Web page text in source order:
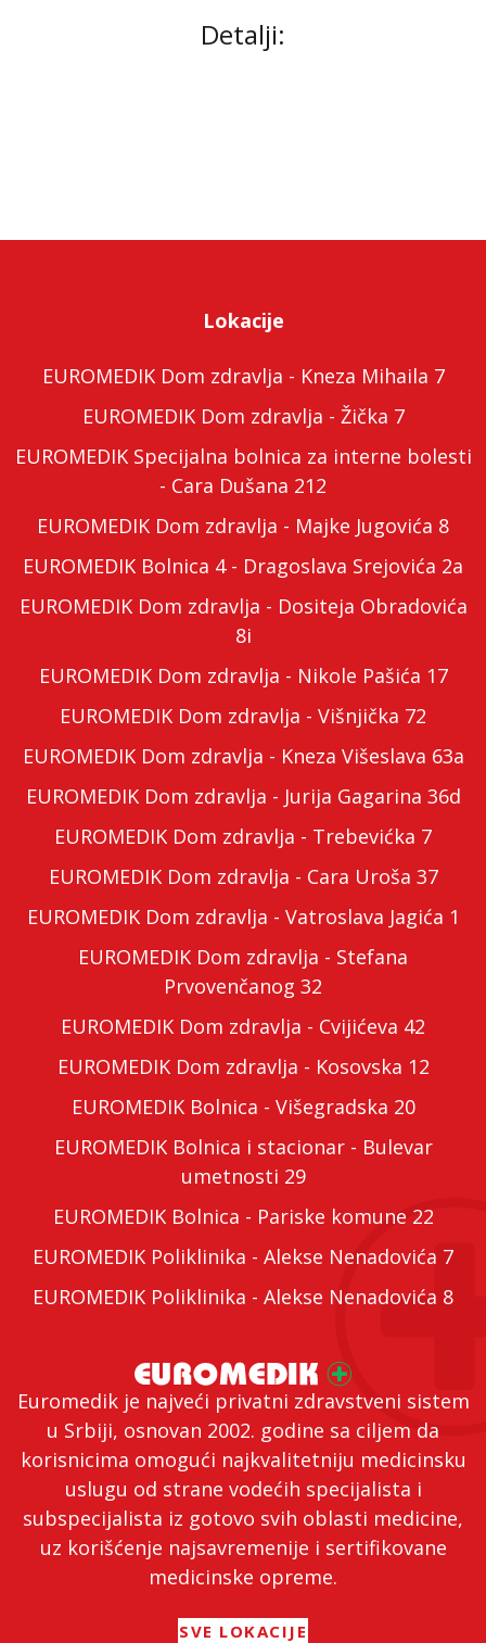
Detalji:
Euromedik je najveći privatni zdravstveni sistem
u Srbiji, osnovan 2002. godine sa ciljem da
korisnicima omogući najkvalitetniju medicinsku
uslugu od strane vodećih specijalista i
subspecijalista iz gotovo svih oblasti medicine,
uz korišćenje najsavremenije i sertifikovane
medicinske opreme.
SVE LOKACIJE
Lokacije
EUROMEDIK Dom zdravlja - Kneza Mihaila 7
EUROMEDIK Dom zdravlja - Žička 7
EUROMEDIK Specijalna bolnica za interne bolesti
- Cara Dušana 212
EUROMEDIK Dom zdravlja - Majke Jugovića 8
EUROMEDIK Bolnica 4 - Dragoslava Srejovića 2a
EUROMEDIK Dom zdravlja - Dositeja Obradovića
8i
EUROMEDIK Dom zdravlja - Nikole Pašića 17
EUROMEDIK Dom zdravlja - Višnjička 72
EUROMEDIK Dom zdravlja - Kneza Višeslava 63a
EUROMEDIK Dom zdravlja - Jurija Gagarina 36d
EUROMEDIK Dom zdravlja - Trebevićka 7
EUROMEDIK Dom zdravlja - Cara Uroša 37
EUROMEDIK Dom zdravlja - Vatroslava Jagića 1
EUROMEDIK Dom zdravlja - Stefana
Prvovenčanog 32
EUROMEDIK Dom zdravlja - Cvijićeva 42
EUROMEDIK Dom zdravlja - Kosovska 12
EUROMEDIK Bolnica - Višegradska 20
EUROMEDIK Bolnica i stacionar - Bulevar
umetnosti 29
EUROMEDIK Bolnica - Pariske komune 22
EUROMEDIK Poliklinika - Alekse Nenadovića 7
EUROMEDIK Poliklinika - Alekse Nenadovića 8